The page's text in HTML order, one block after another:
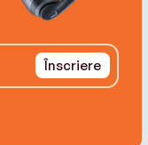
Înscriere